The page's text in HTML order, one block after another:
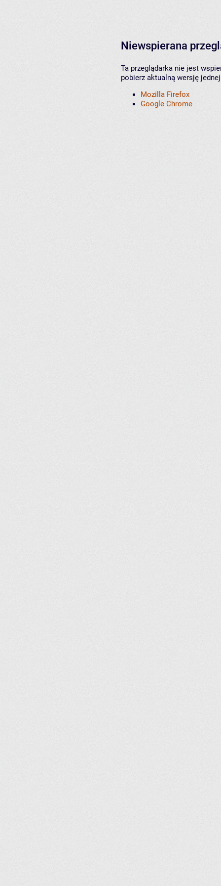
Niewspierana
Ta przeglądarka nie jest
pobierz aktualną wersję
Mozilla Firefox
Google Chrome